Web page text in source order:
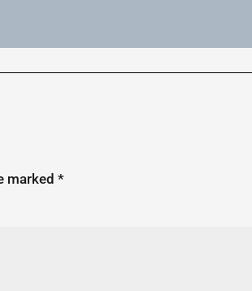
marked *